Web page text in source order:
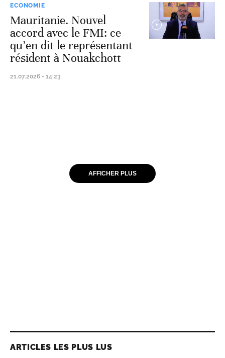
ECONOMIE
Mauritanie. Nouvel
accord avec le FMI: ce
qu’en dit le représentant
résident à Nouakchott
21.07.2026 - 14:23
AFFICHER PLUS
ARTICLES LES PLUS LUS